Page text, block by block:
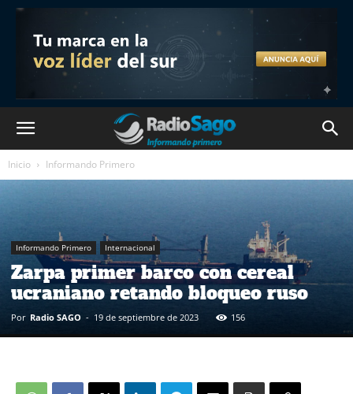
Inicio Informando Primero
Informando Primero Internacional
Zarpa primer barco con cereal
ucraniano retando bloqueo ruso
Por Radio SAGO - 19 de septiembre de 2023 156